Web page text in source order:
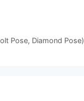
Pose, Diamond Pose)